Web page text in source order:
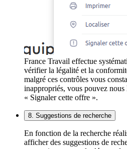
France Travail effectue
vérifier la légalité et la
malgré ces contrôles vous
inappropriés, vous pouvez
« Signaler cette offre ».
8. Suggestions de recherche
En fonction de la recherche
afficher des suggestions de